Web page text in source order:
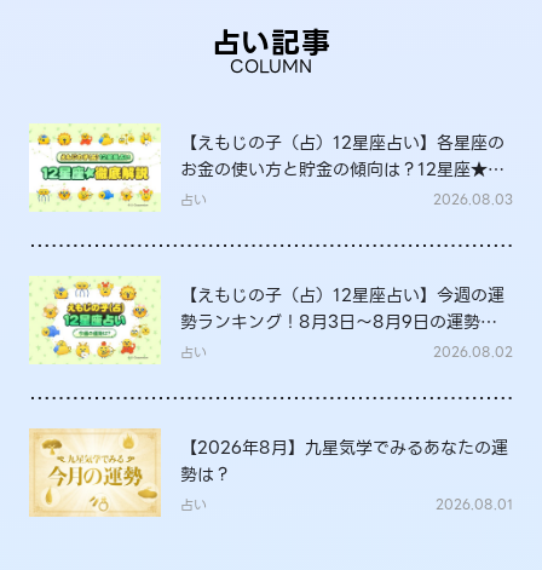
占い記事
COLUMN
【えもじの子（占）12星座占い】各星座の
お金の使い方と貯金の傾向は？12星座★徹
底解説
占い 2026.08.03
【えもじの子（占）12星座占い】今週の運
勢ランキング！8月3日～8月9日の運勢
は？
占い 2026.08.02
【2026年8月】九星気学でみるあなたの運
勢は？
占い 2026.08.01